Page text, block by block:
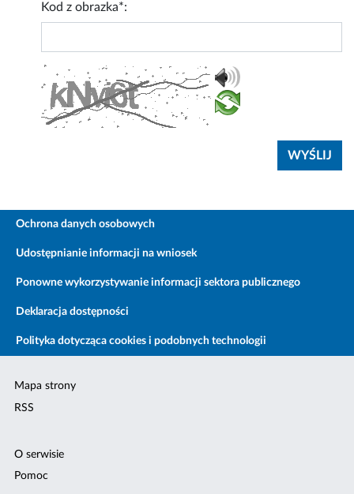
Kod z obrazka*:
Ochrona danych osobowych
Udostępnianie informacji na wniosek
Ponowne wykorzystywanie informacji sektora publicznego
Deklaracja dostępności
Polityka dotycząca cookies i podobnych technologii
Mapa strony
RSS
O serwisie
Pomoc